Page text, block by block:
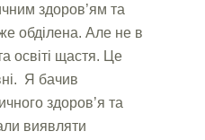
здоров’ям та
обділена. Але не в
освіті щастя. Це
Я бачив
здоров’я та
виявляти